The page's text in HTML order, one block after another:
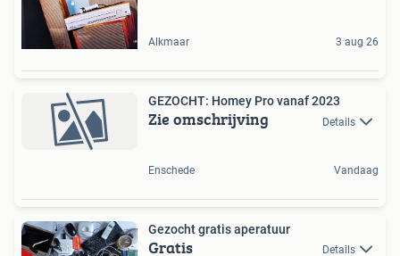
Alkmaar 3 aug 26
GEZOCHT: Homey Pro vanaf 2023
Zie omschrijving Details
Enschede Vandaag
Gezocht gratis aperatuur
Gratis Details